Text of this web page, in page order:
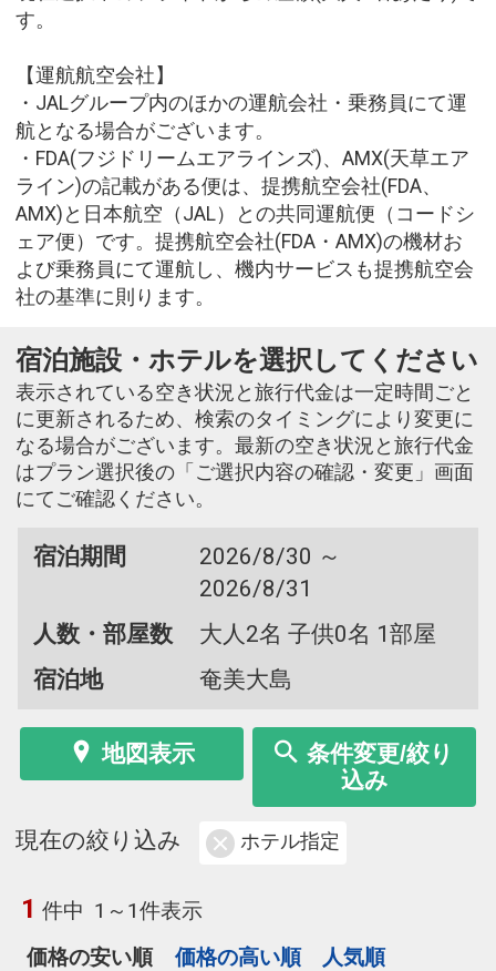
す。
【運航航空会社】
・JALグループ内のほかの運航会社・乗務員にて運
航となる場合がございます。
・FDA(フジドリームエアラインズ)、AMX(天草エア
ライン)の記載がある便は、提携航空会社(FDA、
AMX)と日本航空（JAL）との共同運航便（コードシ
ェア便）です。提携航空会社(FDA・AMX)の機材お
よび乗務員にて運航し、機内サービスも提携航空会
社の基準に則ります。
宿泊施設・ホテルを選択してください
表示されている空き状況と旅行代金は一定時間ごと
に更新されるため、検索のタイミングにより変更に
なる場合がございます。最新の空き状況と旅行代金
はプラン選択後の「ご選択内容の確認・変更」画面
にてご確認ください。
宿泊期間
2026/8/30 ～
2026/8/31
人数・部屋数
大人2名 子供0名 1部屋
宿泊地
奄美大島
地図表示
条件変更/絞り
込み
現在の絞り込み ホテル指定
1 件中 1～1件表示
価格の安い順
価格の高い順 人気順